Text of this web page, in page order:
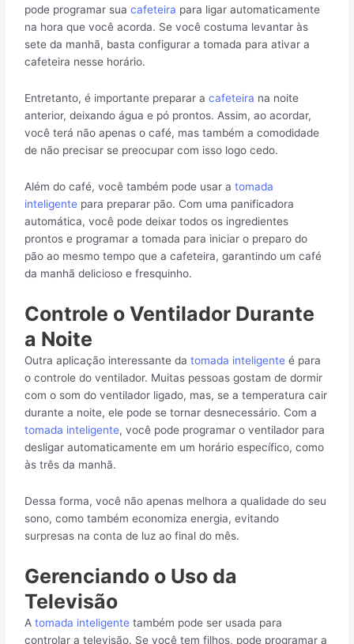
pode programar suacafeteira para ligar automaticamente
na hora que você acorda. Se você costuma levantar às
sete da manhã, basta configurar a tomada para ativar a
cafeteira nesse horário.
Entretanto, é importante preparar acafeteira na noite
anterior, deixando água e pó prontos. Assim, ao acordar,
você terá não apenas o café, mas também a comodidade
de não precisar se preocupar com isso logo cedo.
Além do café, você também pode usar atomada
inteligente para preparar pão. Com uma panificadora
automática, você pode deixar todos os ingredientes
prontos e programar a tomada para iniciar o preparo do
pão ao mesmo tempo que a cafeteira, garantindo um café
da manhã delicioso e fresquinho.
Controle o Ventilador Durante
a Noite
Outra aplicação interessante datomada inteligente é para
o controle do ventilador. Muitas pessoas gostam de dormir
com o som do ventilador ligado, mas, se a temperatura cair
durante a noite, ele pode se tornar desnecessário. Com a
tomada inteligente, você pode programar o ventilador para
desligar automaticamente em um horário específico, como
às três da manhã.
Dessa forma, você não apenas melhora a qualidade do seu
sono, como também economiza energia, evitando
surpresas na conta de luz ao final do mês.
Gerenciando o Uso da
Televisão
Atomada inteligente também pode ser usada para
controlar a televisão. Se você tem filhos, pode programar a